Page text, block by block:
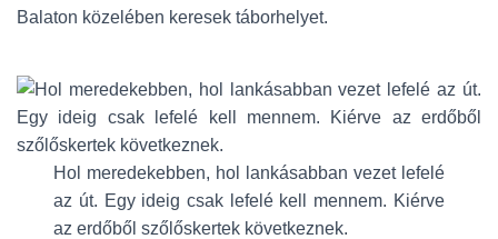
Balaton közelében keresek táborhelyet.
Hol meredekebben, hol lankásabban vezet lefelé
az út. Egy ideig csak lefelé kell mennem. Kiérve
az erdőből szőlőskertek következnek.